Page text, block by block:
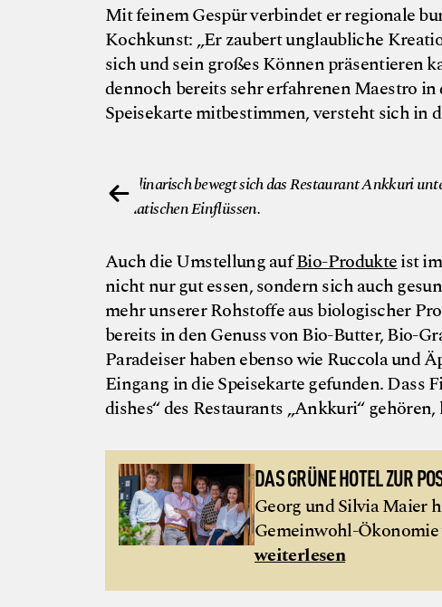
Mit feinem Gespür verbindet er regionale
Kochkunst: „Er zaubert unglaubliche
sich und sein großes Können präsentieren
dennoch bereits sehr erfahrenen Maestro
Speisekarte mitbestimmen, versteht sich in
Kulinarisch bewegt sich das Restaurant Ankkuri
asiatischen Einflüssen.
Auch die Umstellung aufBio-Produkteist im
nicht nur gut essen, sondern sich auch
mehr unserer Rohstoffe aus biologischer
bereits in den Genuss von Bio-Butter, Bio-
Paradeiser haben ebenso wie Ruccola und
Eingang in die Speisekarte gefunden. Dass
dishes“ des Restaurants „Ankkuri“
DAS GRÜNE HOTEL ZUR
Georg und Silvia Maier
Gemeinwohl-
weiterlesen